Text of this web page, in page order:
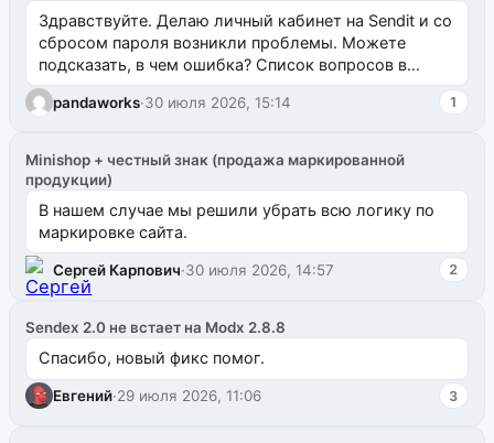
Здравствуйте. Делаю личный кабинет на Sendit и со
сбросом пароля возникли проблемы. Можете
подсказать, в чем ошибка? Список вопросов в
одноименном разделе на modx.pro пока пуст, и,...
pandaworks·30 июля 2026, 15:14 1
Minishop + честный знак (продажа маркированной
продукции)
В нашем случае мы решили убрать всю логику по
маркировке сайта.
Сергей Карпович·30 июля 2026, 14:57 2
Sendex 2.0 не встает на Modx 2.8.8
Спасибо, новый фикс помог.
Евгений·29 июля 2026, 11:06 3